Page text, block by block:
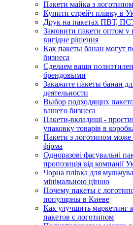
Пакети майка з
Купити стрейч плівку в
Друк на пакетах ПВТ,
Замовити пакети оптом
вигідне рішення
Как пакеты банан могут
бизнеса
Сделаем ваши
брендовыми
Закажите пакеты банан
деятельности
Выбор подходящих
вашего бизнеса
Пакети-вкладиші -
упаковку товарів в
Пакети з логотипом може
фірма
Одноразові фасувальні
пропозиція від компанії
Чорна плівка для
мінімальною ціною
Почему пакеты с
популярны в Киеве
Как улучшить
пакетов с логотипом